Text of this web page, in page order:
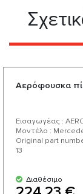
Aερόφουσκα
Εισαγωγέας :
Μοντέλο :
Original part
13
Διαθέσιμο